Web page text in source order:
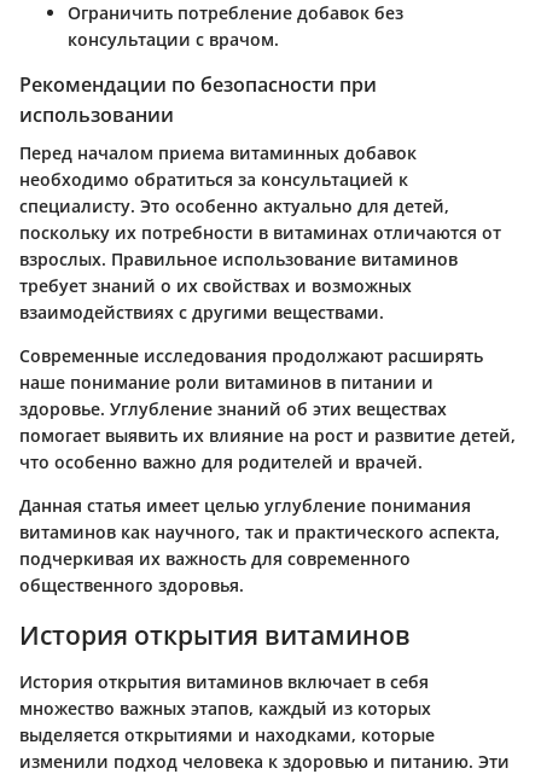
Ограничить потребление добавок без
консультации с врачом.
Рекомендации по безопасности при
использовании
Перед началом приема витаминных добавок
необходимо обратиться за консультацией к
специалисту. Это особенно актуально для детей,
поскольку их потребности в витаминах отличаются от
взрослых. Правильное использование витаминов
требует знаний о их свойствах и возможных
взаимодействиях с другими веществами.
Современные исследования продолжают расширять
наше понимание роли витаминов в питании и
здоровье. Углубление знаний об этих веществах
помогает выявить их влияние на рост и развитие детей,
что особенно важно для родителей и врачей.
Данная статья имеет целью углубление понимания
витаминов как научного, так и практического аспекта,
подчеркивая их важность для современного
общественного здоровья.
История открытия витаминов
История открытия витаминов включает в себя
множество важных этапов, каждый из которых
выделяется открытиями и находками, которые
изменили подход человека к здоровью и питанию. Эти